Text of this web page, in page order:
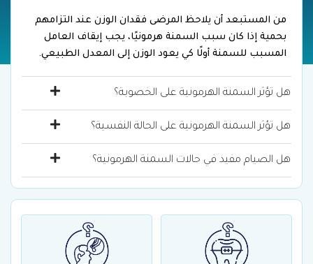
من المستبعد أن يلاحظ المرضى فقدان الوزن عند التزامهم
بحمية إذا كان سبب السمنة هرمونيًا، يجب إيقاف العامل
المسبب للسمنة أولًا كي يعود الوزن إلى المعدل الطبيعي.
هل تؤثر السمنة الهرمونية على الخصوبة؟
هل تؤثر السمنة الهرمونية على الحالة النفسية؟
هل الصيام مفيد في حالات السمنة الهرمونية؟